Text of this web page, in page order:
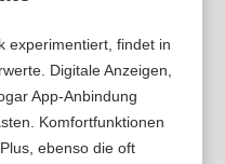
experimentiert, findet in
Digitale Anzeigen,
App-Anbindung
Komfortfunktionen
ebenso die oft